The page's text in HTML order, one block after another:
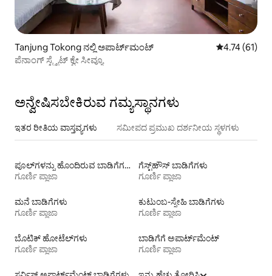
Tanjung Tokong ನಲ್ಲಿ ಅಪಾರ್ಟ್‌ಮಂಟ್ 5 ರಲ್ಲಿ 4.74
4.74 (61)
ಪೆನಾಂಗ್ ಸ್ಟ್ರೈಟ್ ಕ್ವೇ ಸೀವ್ಯೂ
ಅನ್ವೇಷಿಸಬೇಕಿರುವ ಗಮ್ಯಸ್ಥಾನಗಳು
ಇತರ ರೀತಿಯ ವಾಸ್ತವ್ಯಗಳು ಸಮೀಪದ ಪ್ರಮುಖ ದರ್ಶನೀಯ ಸ್ಥಳಗಳು
ಪೂಲ್‍ಗಳನ್ನು ಹೊಂದಿರುವ ಬಾಡಿಗೆಗಳು
ಗೂರ್ಣಿ ಪ್ಲಾಜಾ
ಗೆಸ್ಟ್‌ಹೌಸ್‌ ಬಾಡಿಗೆಗಳು
ಗೂರ್ಣಿ ಪ್ಲಾಜಾ
ಮನೆ ಬಾಡಿಗೆಗಳು
ಗೂರ್ಣಿ ಪ್ಲಾಜಾ
ಕುಟುಂಬ-ಸ್ನೇಹಿ ಬಾಡಿಗೆಗಳು
ಗೂರ್ಣಿ ಪ್ಲಾಜಾ
ಬೊಟಿಕ್ ಹೋಟೆಲ್‌ಗಳು
ಗೂರ್ಣಿ ಪ್ಲಾಜಾ
ಬಾಡಿಗೆಗೆ ಅಪಾರ್ಟ್‌ಮೆಂಟ್‌
ಗೂರ್ಣಿ ಪ್ಲಾಜಾ